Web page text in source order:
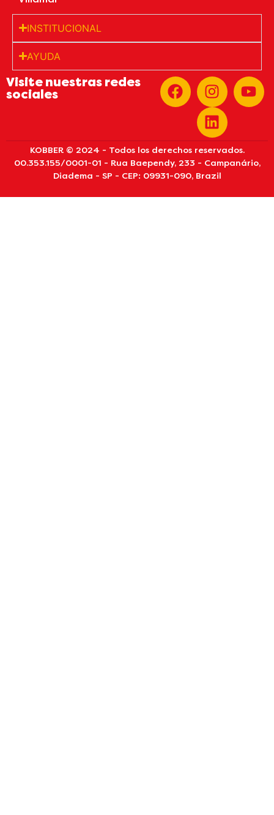
INSTITUCIONAL
AYUDA
Visite nuestras redes
sociales
KOBBER © 2024 - Todos los derechos reservados.
00.353.155/0001-01 - Rua Baependy, 233 - Campanário,
Diadema - SP - CEP: 09931-090, Brazil